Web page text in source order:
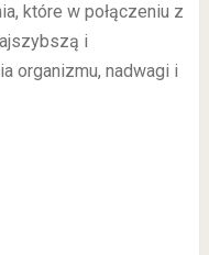
które w połączeniu z
i
organizmu, nadwagi i